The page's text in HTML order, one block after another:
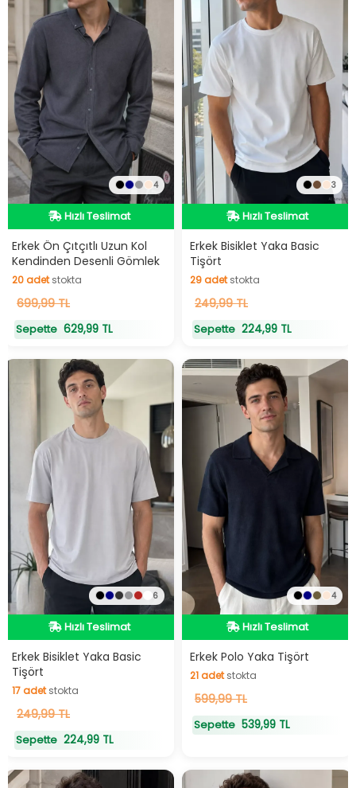
4
Hızlı Teslimat
Hızlı Teslimat
Erkek Ön Çıtçıtlı Uzun Kol
Kendinden Desenli Gömlek
20adetstokta
20adetstokta
699,99 TL
Sepette 629,99 TL
3
Hızlı Teslimat
Hızlı Teslimat
Erkek Bisiklet Yaka Basic
Tişört
29adetstokta
29adetstokta
249,99 TL
Sepette 224,99 TL
6
Hızlı Teslimat
Hızlı Teslimat
Erkek Bisiklet Yaka Basic
Tişört
17adetstokta
17adetstokta
249,99 TL
Sepette 224,99 TL
4
Hızlı Teslimat
Hızlı Teslimat
Erkek Polo Yaka Tişört
21adetstokta
21adetstokta
599,99 TL
Sepette 539,99 TL